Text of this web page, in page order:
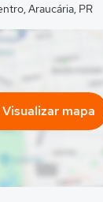
Araucária, PR
Visualizar mapa